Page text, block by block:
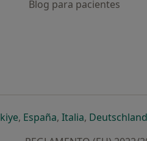
Blog para pacientes
en una nueva pestaña
se abre en una nueva
, Españase abre en una
, Italiase abre en
, Deutschland